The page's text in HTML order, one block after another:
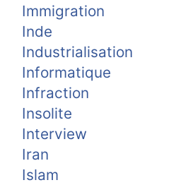
Immigration
Inde
Industrialisation
Informatique
Infraction
Insolite
Interview
Iran
Islam